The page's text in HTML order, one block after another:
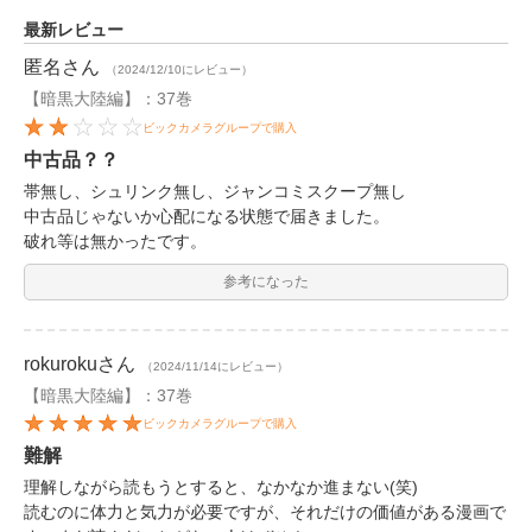
最新レビュー
匿名 さん （2024/12/10にレビュー）
【暗黒大陸編】：37巻
ビックカメラグループで購入
中古品？？
帯無し、シュリンク無し、ジャンコミスクープ無し
中古品じゃないか心配になる状態で届きました。
破れ等は無かったです。
参考になった
rokurokuさん （2024/11/14にレビュー）
【暗黒大陸編】：37巻
ビックカメラグループで購入
難解
理解しながら読もうとすると、なかなか進まない(笑)
読むのに体力と気力が必要ですが、それだけの価値がある漫画で